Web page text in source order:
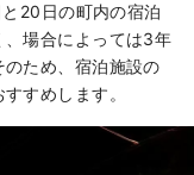
20日の町内の宿泊
場合によっては3年
ため、宿泊施設の
すめします。